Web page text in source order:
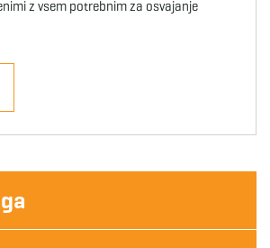
z vsem potrebnim za osvajanje